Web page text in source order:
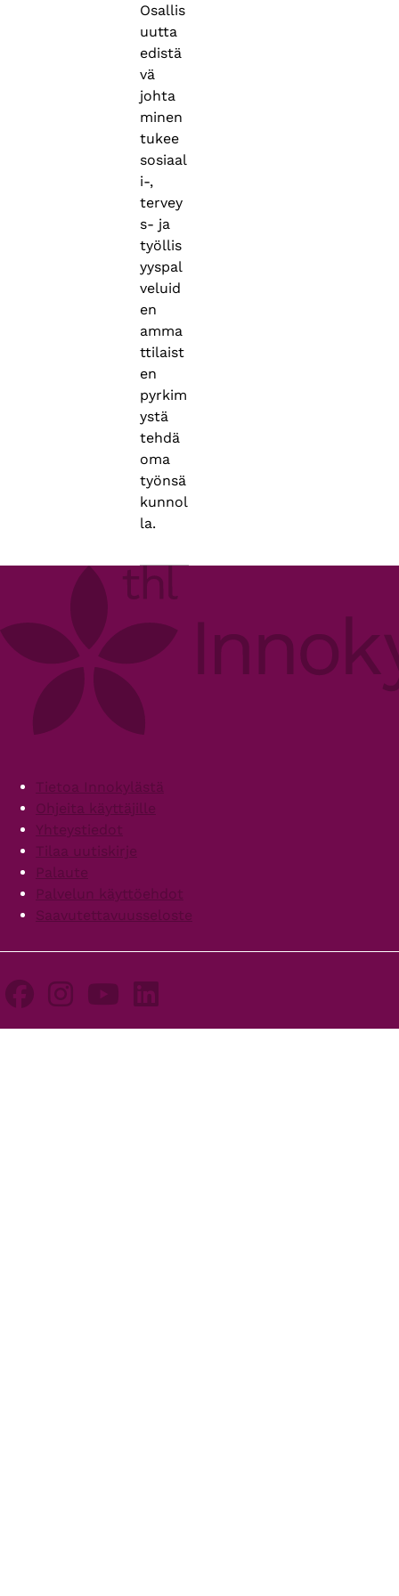
Osallis
uutta
edistä
vä
johta
minen
tukee
sosiaal
i-,
tervey
s- ja
työllis
yyspal
veluid
en
amma
ttilaist
en
pyrkim
ystä
tehdä
oma
työnsä
kunnol
la.
FooterTietoa Innokylästä
Ohjeita käyttäjille
Yhteystiedot
Tilaa uutiskirje
Palaute
Palvelun käyttöehdot
Saavutettavuusseloste